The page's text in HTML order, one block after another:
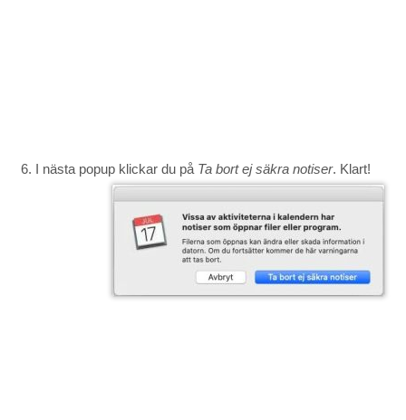
6. I nästa popup klickar du på Ta bort ej säkra notiser. Klart!